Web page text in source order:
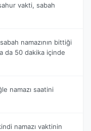
vakti, sabah
namazının bittiği
da 50 dakika içinde
namazı saatini
namazı vaktinin